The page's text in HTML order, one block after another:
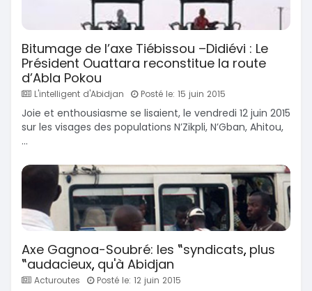
Bitumage de l’axe Tiébissou –Didiévi : Le
Président Ouattara reconstitue la route
d’Abla Pokou
L'intelligent d'Abidjan Posté le: 15 juin 2015
Joie et enthousiasme se lisaient, le vendredi 12 juin 2015
sur les visages des populations N’Zikpli, N’Gban, Ahitou,
...
Axe Gagnoa-Soubré: les ‟syndicats„ plus
‟audacieux„ qu'à Abidjan
Acturoutes Posté le: 12 juin 2015